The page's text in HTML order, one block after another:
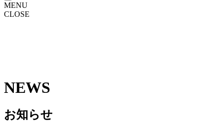
MENU
CLOSE
NEWS
お知らせ